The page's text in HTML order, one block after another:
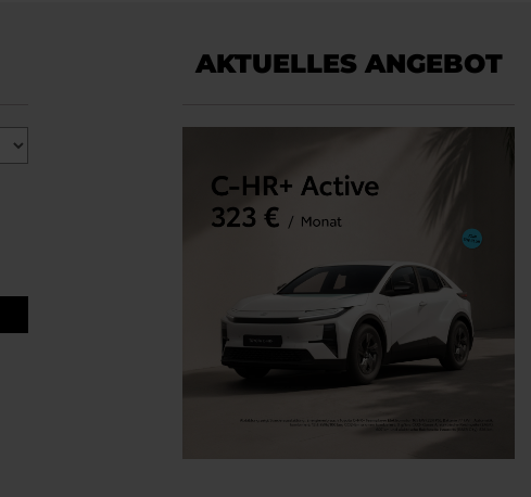
AKTUELLES ANGEBOT